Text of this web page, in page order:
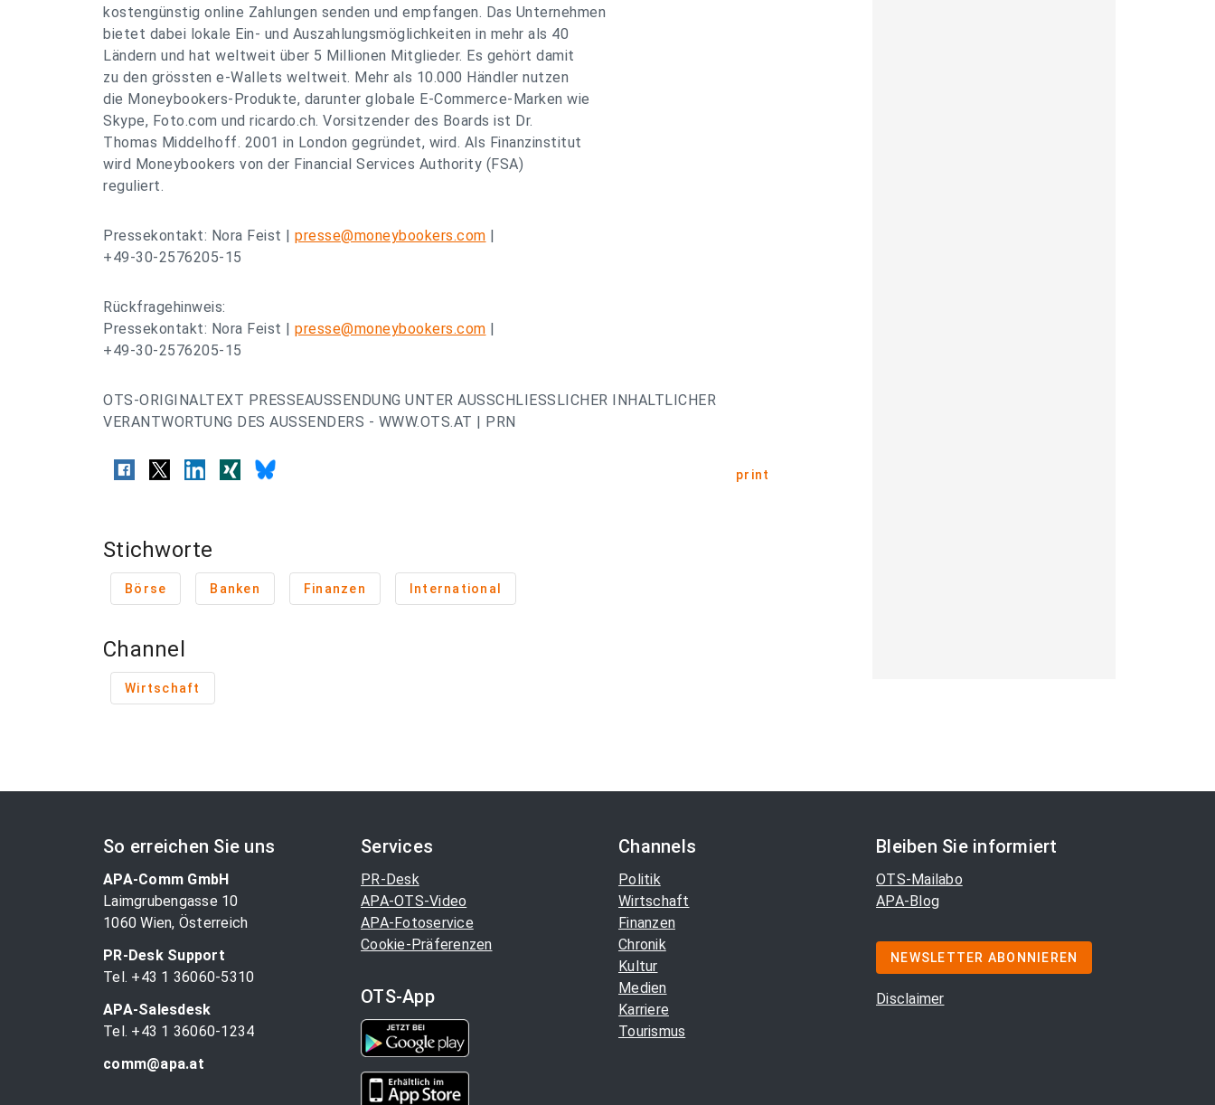
kostengünstig online Zahlungen senden und empfangen. Das Unternehmen
bietet dabei lokale Ein- und Auszahlungsmöglichkeiten in mehr als 40
Ländern und hat weltweit über 5 Millionen Mitglieder. Es gehört damit
zu den grössten e-Wallets weltweit. Mehr als 10.000 Händler nutzen
die Moneybookers-Produkte, darunter globale E-Commerce-Marken wie
Skype, Foto.com und ricardo.ch. Vorsitzender des Boards ist Dr.
Thomas Middelhoff. 2001 in London gegründet, wird. Als Finanzinstitut
wird Moneybookers von der Financial Services Authority (FSA)
reguliert.
Pressekontakt: Nora Feist | presse@moneybookers.com |
+49-30-2576205-15
Rückfragehinweis:
Pressekontakt: Nora Feist | presse@moneybookers.com |
+49-30-2576205-15
OTS-ORIGINALTEXT PRESSEAUSSENDUNG UNTER AUSSCHLIESSLICHER INHALTLICHER
VERANTWORTUNG DES AUSSENDERS - WWW.OTS.AT | PRN
print
Stichworte
Börse Banken Finanzen International
Channel
Wirtschaft
So erreichen Sie uns
APA-Comm GmbH
Laimgrubengasse 10
1060 Wien, Österreich
PR-Desk Support
Tel. +43 1 36060-5310
APA-Salesdesk
Tel. +43 1 36060-1234
comm@apa.at
Services
PR-Desk
APA-OTS-Video
APA-Fotoservice
Cookie-Präferenzen
OTS-App
Channels
Politik
Wirtschaft
Finanzen
Chronik
Kultur
Medien
Karriere
Tourismus
Bleiben Sie informiert
OTS-Mailabo
APA-Blog
NEWSLETTER ABONNIEREN
Disclaimer